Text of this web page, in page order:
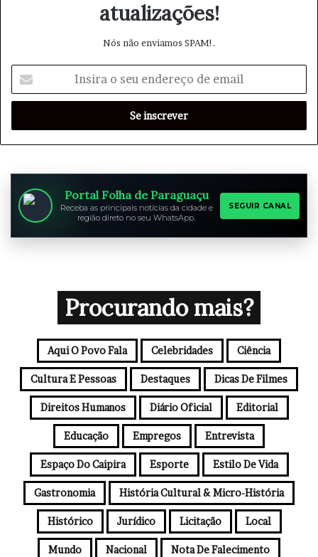
atualizações!
Nós não enviamos SPAM!.
s
r
a
s
n
Portal Folha de Paraguaçu
Receba as principais notícias da cidade e
região direto no seu WhatsApp.
SEGUIR CANAL
Procurando mais?
Aqui O Povo Fala Celebridades Ciência
Cultura E Pessoas Destaques Dicas De Filmes
Direitos Humanos Diário Oficial Editorial
Educação Empregos Entrevista
Espaço Do Caipira Esporte Estilo De Vida
Gastronomia História Cultural & Micro-História
Histórico Jurídico Licitação Local
Mundo Nacional Nota De Falecimento